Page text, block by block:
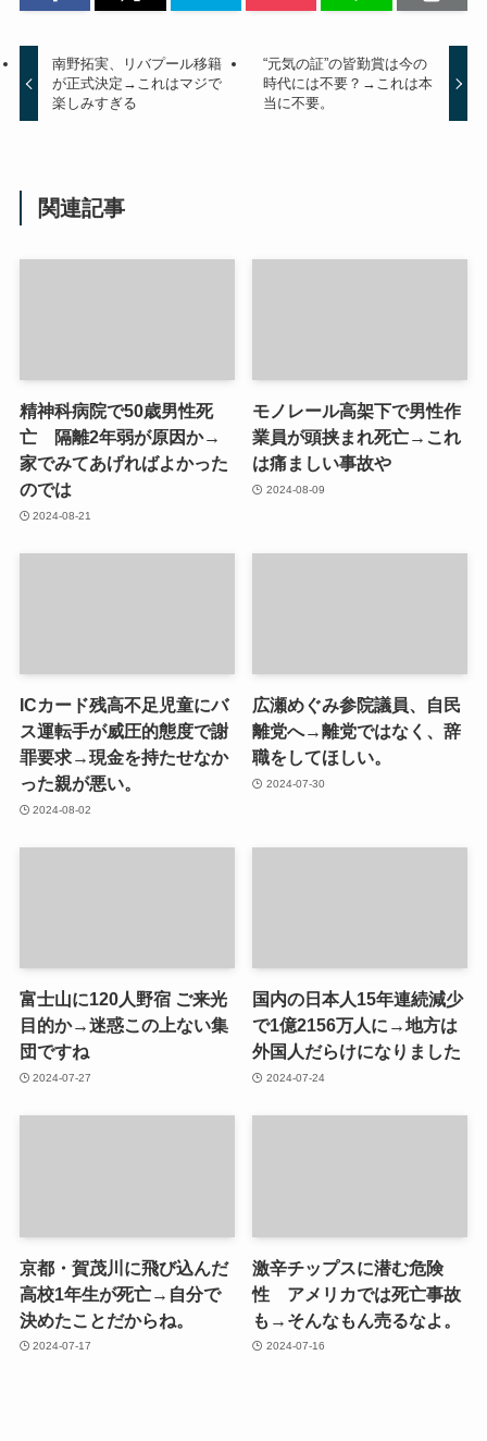
南野拓実、リバプール移籍
が正式決定→これはマジで
楽しみすぎる
“元気の証”の皆勤賞は今の
時代には不要？→これは本
当に不要。
関連記事
精神科病院で50歳男性死
亡 隔離2年弱が原因か→
家でみてあげればよかった
のでは
2024-08-21
モノレール高架下で男性作
業員が頭挟まれ死亡→これ
は痛ましい事故や
2024-08-09
ICカード残高不足児童にバ
ス運転手が威圧的態度で謝
罪要求→現金を持たせなか
った親が悪い。
2024-08-02
広瀬めぐみ参院議員、自民
離党へ→離党ではなく、辞
職をしてほしい。
2024-07-30
富士山に120人野宿 ご来光
目的か→迷惑この上ない集
団ですね
2024-07-27
国内の日本人15年連続減少
で1億2156万人に→地方は
外国人だらけになりました
2024-07-24
京都・賀茂川に飛び込んだ
高校1年生が死亡→自分で
決めたことだからね。
2024-07-17
激辛チップスに潜む危険
性 アメリカでは死亡事故
も→そんなもん売るなよ。
2024-07-16